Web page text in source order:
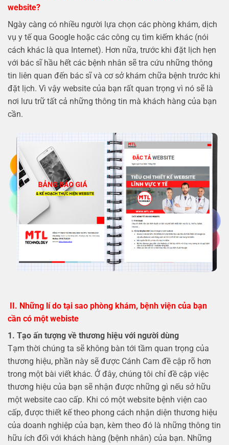
website?
Ngày càng có nhiều người lựa chọn các phòng khám, dịch
vụ y tế qua Google hoặc các công cụ tìm kiếm khác (nói
cách khác là qua Internet). Hơn nữa, trước khi đặt lịch hẹn
với bác sĩ hầu hết các bệnh nhân sẽ tra cứu những thông
tin liên quan đến bác sĩ và cơ sở khám chữa bệnh trước khi
đặt lịch. Vì vậy website của bạn rất quan trọng vì nó sẽ là
nơi lưu trữ tất cả những thông tin mà khách hàng của bạn
cần.
II. Những lí do tại sao phòng khám, bệnh viện của bạn
cần có một webiste
1. Tạo ấn tượng về thương hiệu với người dùng
Tạm thời chúng ta sẽ không bàn tới tầm quan trọng của
thương hiệu, phần này sẽ được Cánh Cam đề cập rõ hơn
trong một bài viết khác. Ở đây, chúng tôi chỉ đề cập việc
thương hiệu của bạn sẽ nhận được những gì nếu sở hữu
một website cao cấp. Khi có một website bệnh viện cao
cấp, được thiết kế theo phong cách nhận diện thương hiệu
của doanh nghiệp của bạn, kèm theo đó là những thông tin
hữu ích đối với khách hàng (bệnh nhân) của bạn. Những